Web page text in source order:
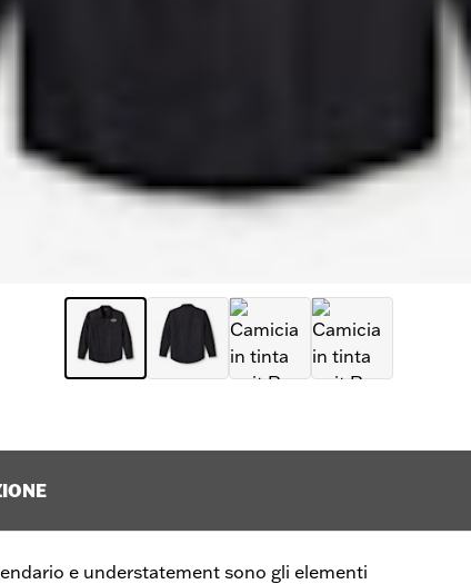
e understatement sono gli elementi